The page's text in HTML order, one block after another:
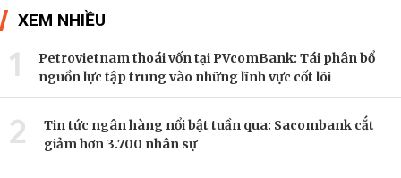
XEM NHIỀU
1
Petrovietnam thoái vốn tại PVcomBank: Tái phân bổ
nguồn lực tập trung vào những lĩnh vực cốt lõi
2
Tin tức ngân hàng nổi bật tuần qua: Sacombank cắt
giảm hơn 3.700 nhân sự